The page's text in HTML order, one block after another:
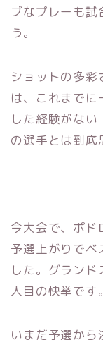
ブなプレーも試
う。
ショットの多
は、これまで
した経験がな
の選手とは到底
今大会で、ポド
予選上がりでベ
した。グラン
人目の快挙です。
いまだ予選から